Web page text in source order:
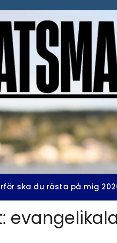
ska du rösta på mig